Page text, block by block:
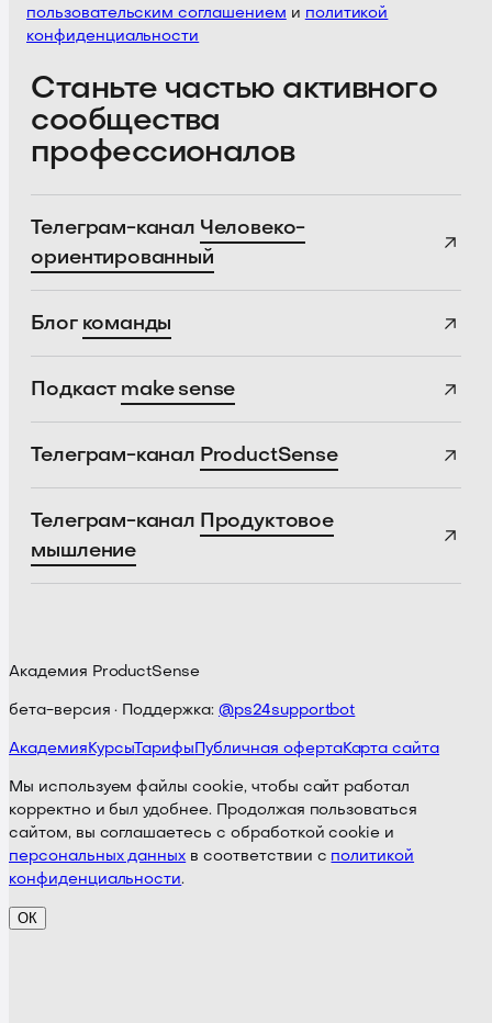
пользовательским соглашением и политикой
конфиденциальности
Станьте частью активного
сообщества
профессионалов
Телеграм-канал Человеко-
ориентированный
Блог команды
Подкаст make sense
Телеграм-канал ProductSense
Телеграм-канал Продуктовое
мышление
Академия ProductSense
бета-версия · Поддержка: @ps24supportbot
Академия КурсыТарифы Публичная офертаКарта сайта
Мы используем файлы cookie, чтобы сайт работал
корректно и был удобнее. Продолжая пользоваться
сайтом, вы соглашаетесь с обработкой cookie и
персональных данных в соответствии с политикой
конфиденциальности.
ОК